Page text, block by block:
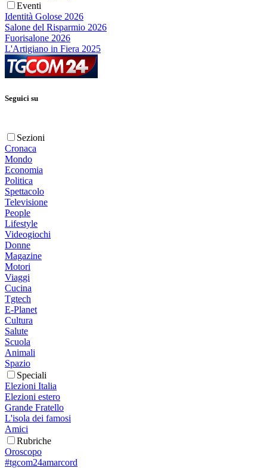
Eventi
Identità Golose 2026
Salone del Risparmio 2026
Fuorisalone 2026
L'Artigiano in Fiera 2025
Seguici su
Sezioni
Cronaca
Mondo
Economia
Politica
Spettacolo
Televisione
People
Lifestyle
Videogiochi
Donne
Magazine
Motori
Viaggi
Cucina
Tgtech
E-Planet
Cultura
Salute
Scuola
Animali
Spazio
Speciali
Elezioni Italia
Elezioni estero
Grande Fratello
L'isola dei famosi
Amici
Rubriche
Oroscopo
#tgcom24amarcord